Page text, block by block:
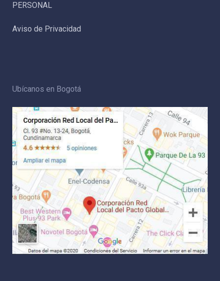
PERSONAL
Aviso de Privacidad
Ubícanos en Bogotá